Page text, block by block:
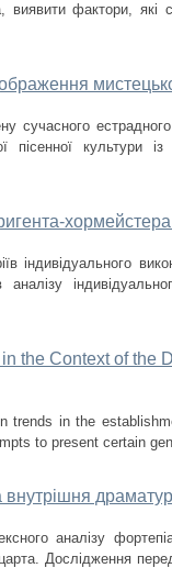
виявити фактори,
сучасного
пісенної культури
індивідуального
the Context of the
in the
to present certain
внутрішня
аналізу
Дослідження